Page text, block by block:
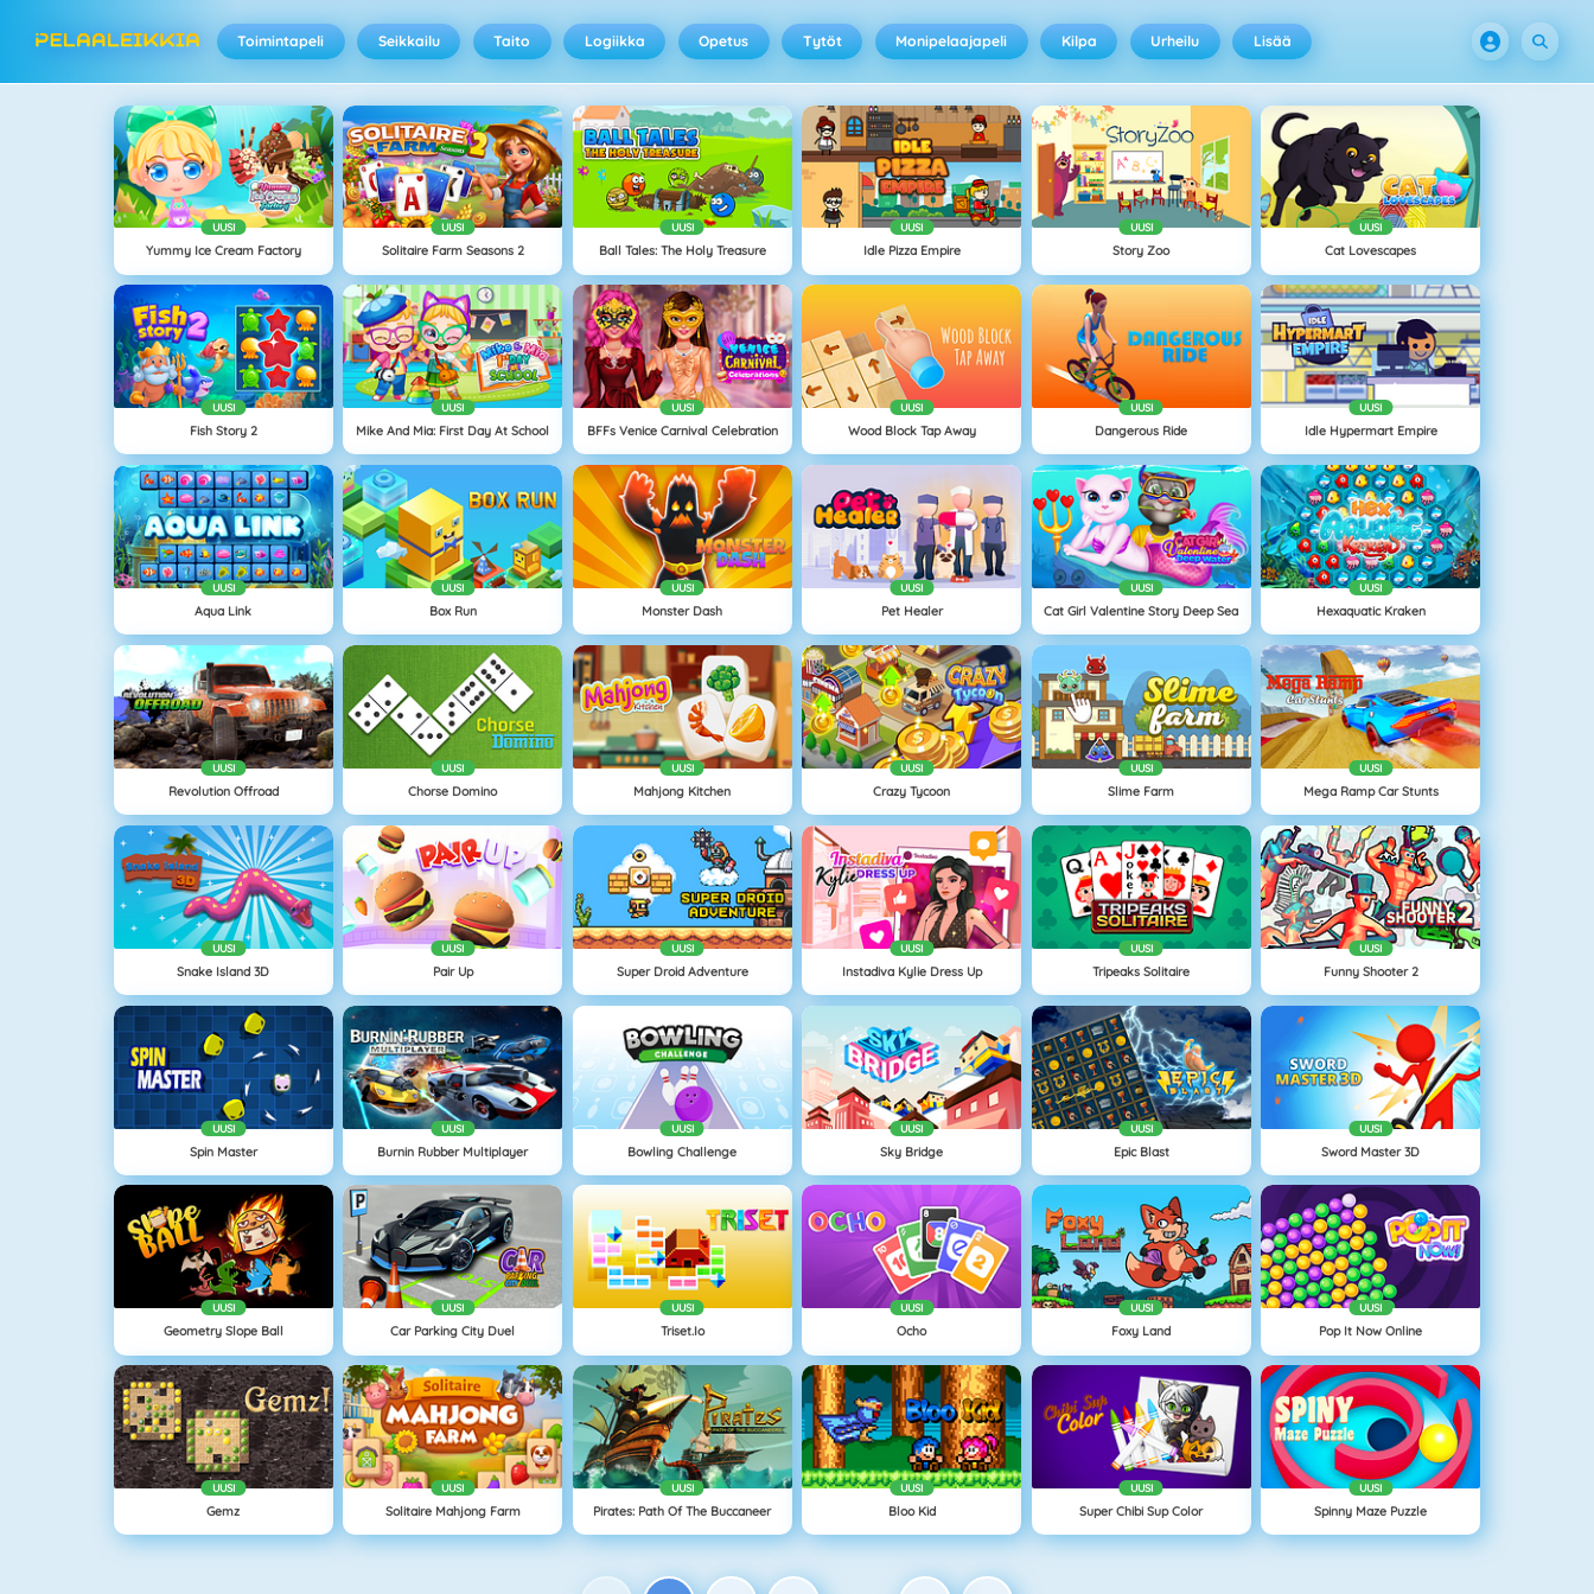
Toimintapeli Seikkailu Taito Logiikka Opetus Tytöt Monipelaajapeli Kilpa Urheilu Lisää
UUSI
Yummy Ice Cream Factory
UUSI
Solitaire Farm Seasons 2
UUSI
Ball Tales: The Holy Treasure
UUSI
Idle Pizza Empire
UUSI
Story Zoo
UUSI
Cat Lovescapes
UUSI
Fish Story 2
UUSI
Mike And Mia: First Day At School
UUSI
BFFs Venice Carnival Celebration
UUSI
Wood Block Tap Away
UUSI
Dangerous Ride
UUSI
Idle Hypermart Empire
UUSI
Aqua Link
UUSI
Box Run
UUSI
Monster Dash
UUSI
Pet Healer
UUSI
Cat Girl Valentine Story Deep Sea
UUSI
Hexaquatic Kraken
UUSI
Revolution Offroad
UUSI
Chorse Domino
UUSI
Mahjong Kitchen
UUSI
Crazy Tycoon
UUSI
Slime Farm
UUSI
Mega Ramp Car Stunts
UUSI
Snake Island 3D
UUSI
Pair Up
UUSI
Super Droid Adventure
UUSI
Instadiva Kylie Dress Up
UUSI
Tripeaks Solitaire
UUSI
Funny Shooter 2
UUSI
Spin Master
UUSI
Burnin Rubber Multiplayer
UUSI
Bowling Challenge
UUSI
Sky Bridge
UUSI
Epic Blast
UUSI
Sword Master 3D
UUSI
Geometry Slope Ball
UUSI
Car Parking City Duel
UUSI
Triset.io
UUSI
Ocho
UUSI
Foxy Land
UUSI
Pop It Now Online
UUSI
Gemz
UUSI
Solitaire Mahjong Farm
UUSI
Pirates: Path Of The Buccaneer
UUSI
Bloo Kid
UUSI
Super Chibi Sup Color
UUSI
Spinny Maze Puzzle